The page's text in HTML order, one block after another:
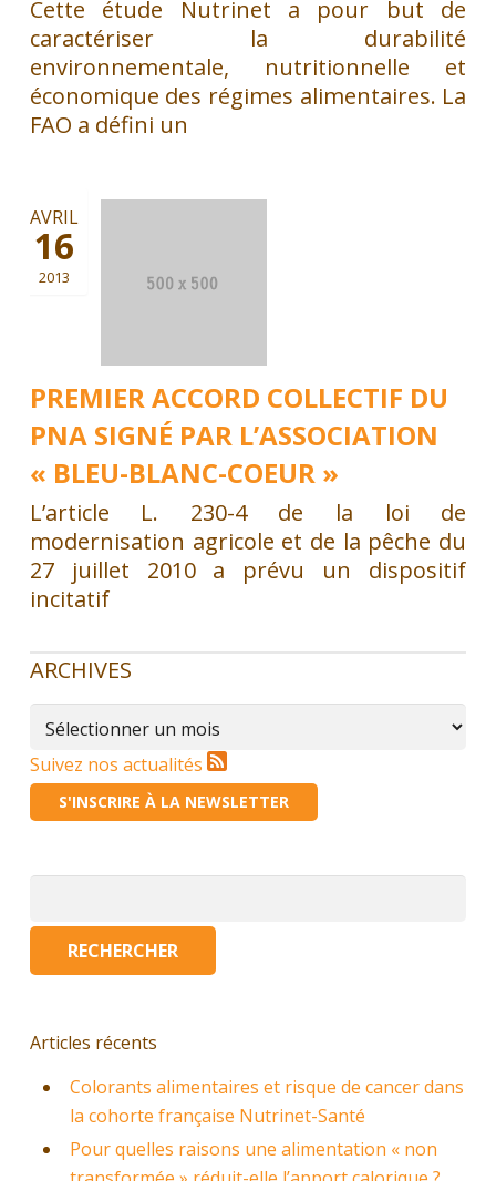
Cette étude Nutrinet a pour but de
caractériser la durabilité
environnementale, nutritionnelle et
économique des régimes alimentaires. La
FAO a défini un
PREMIER ACCORD COLLECTIF DU
PNA SIGNÉ PAR L’ASSOCIATION
« BLEU-BLANC-COEUR »
AVRIL
16
2013
L’article L. 230-4 de la loi de
modernisation agricole et de la pêche du
27 juillet 2010 a prévu un dispositif
incitatif
ARCHIVES
Archives
Suivez nos actualités
S'INSCRIRE À LA NEWSLETTER
Articles récents
Colorants alimentaires et risque de cancer dans
la cohorte française Nutrinet-Santé
Pour quelles raisons une alimentation « non